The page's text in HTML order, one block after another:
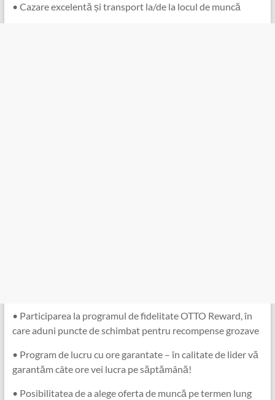
• Cazare excelentă și transport la/de la locul de muncă
• Participarea la programul de fidelitate OTTO Reward, în
care aduni puncte de schimbat pentru recompense grozave
• Program de lucru cu ore garantate – în calitate de lider vă
garantăm câte ore vei lucra pe săptămână!
• Posibilitatea de a alege oferta de muncă pe termen lung